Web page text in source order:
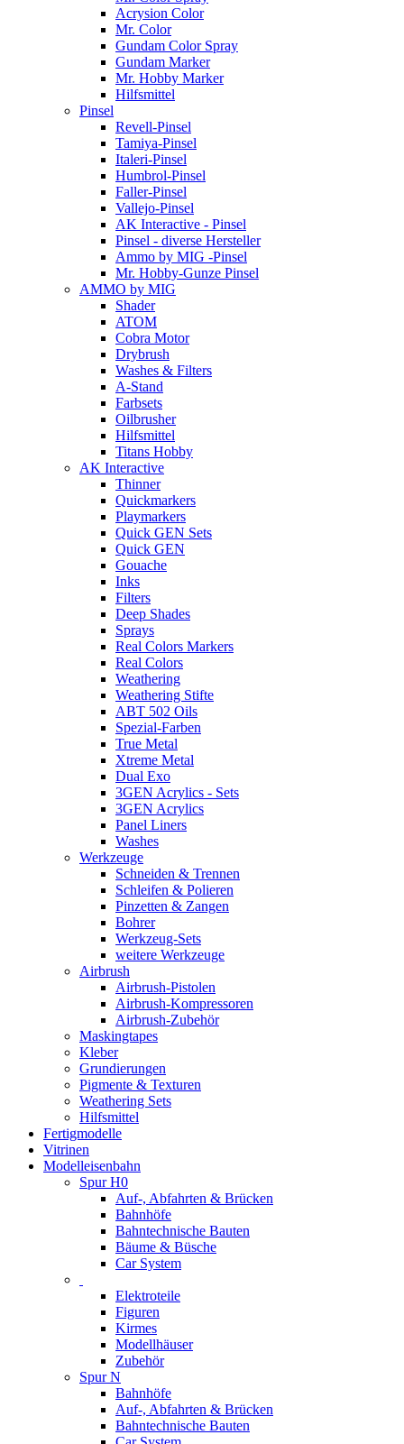
Acrysion Color
Mr. Color
Gundam Color Spray
Gundam Marker
Mr. Hobby Marker
Hilfsmittel
Pinsel
Revell-Pinsel
Tamiya-Pinsel
Italeri-Pinsel
Humbrol-Pinsel
Faller-Pinsel
Vallejo-Pinsel
AK Interactive - Pinsel
Pinsel - diverse Hersteller
Ammo by MIG -Pinsel
Mr. Hobby-Gunze Pinsel
AMMO by MIG
Shader
ATOM
Cobra Motor
Drybrush
Washes & Filters
A-Stand
Farbsets
Oilbrusher
Hilfsmittel
Titans Hobby
AK Interactive
Thinner
Quickmarkers
Playmarkers
Quick GEN Sets
Quick GEN
Gouache
Inks
Filters
Deep Shades
Sprays
Real Colors Markers
Real Colors
Weathering
Weathering Stifte
ABT 502 Oils
Spezial-Farben
True Metal
Xtreme Metal
Dual Exo
3GEN Acrylics - Sets
3GEN Acrylics
Panel Liners
Washes
Werkzeuge
Schneiden & Trennen
Schleifen & Polieren
Pinzetten & Zangen
Bohrer
Werkzeug-Sets
weitere Werkzeuge
Airbrush
Airbrush-Pistolen
Airbrush-Kompressoren
Airbrush-Zubehör
Maskingtapes
Kleber
Grundierungen
Pigmente & Texturen
Weathering Sets
Hilfsmittel
Fertigmodelle
Vitrinen
Modelleisenbahn
Spur H0
Auf-, Abfahrten & Brücken
Bahnhöfe
Bahntechnische Bauten
Bäume & Büsche
Car System
Elektroteile
Figuren
Kirmes
Modellhäuser
Zubehör
Spur N
Bahnhöfe
Auf-, Abfahrten & Brücken
Bahntechnische Bauten